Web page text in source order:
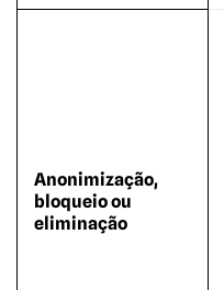
Anonimização,
bloqueio ou
eliminação